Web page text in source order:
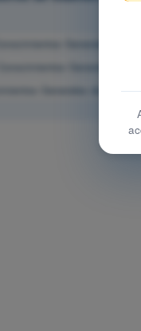
Generales de
Generales
Generales de la